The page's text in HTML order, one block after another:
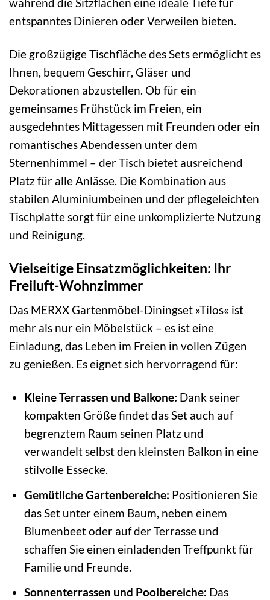
entspanntes Dinieren oder Verweilen bieten.
Die großzügige Tischfläche des Sets ermöglicht es
Ihnen, bequem Geschirr, Gläser und
Dekorationen abzustellen. Ob für ein
gemeinsames Frühstück im Freien, ein
ausgedehntes Mittagessen mit Freunden oder ein
romantisches Abendessen unter dem
Sternenhimmel – der Tisch bietet ausreichend
Platz für alle Anlässe. Die Kombination aus
stabilen Aluminiumbeinen und der pflegeleichten
Tischplatte sorgt für eine unkomplizierte Nutzung
und Reinigung.
Vielseitige Einsatzmöglichkeiten: Ihr
Freiluft-Wohnzimmer
Das MERXX Gartenmöbel-Diningset »Tilos« ist
mehr als nur ein Möbelstück – es ist eine
Einladung, das Leben im Freien in vollen Zügen
zu genießen. Es eignet sich hervorragend für:
Kleine Terrassen und Balkone: Dank seiner
kompakten Größe findet das Set auch auf
begrenztem Raum seinen Platz und
verwandelt selbst den kleinsten Balkon in eine
stilvolle Essecke.
Gemütliche Gartenbereiche: Positionieren Sie
das Set unter einem Baum, neben einem
Blumenbeet oder auf der Terrasse und
schaffen Sie einen einladenden Treffpunkt für
Familie und Freunde.
Sonnenterrassen und Poolbereiche: Das